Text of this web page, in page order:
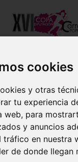
cookies
y otras
tu experiencia
web, para
y anuncios
tráfico en nuestra
de donde llegan